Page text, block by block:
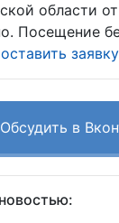
области
Посещение
оставить
Обсудить в